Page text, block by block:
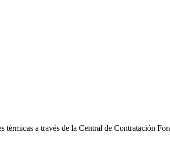
a través de la Central de Contratación